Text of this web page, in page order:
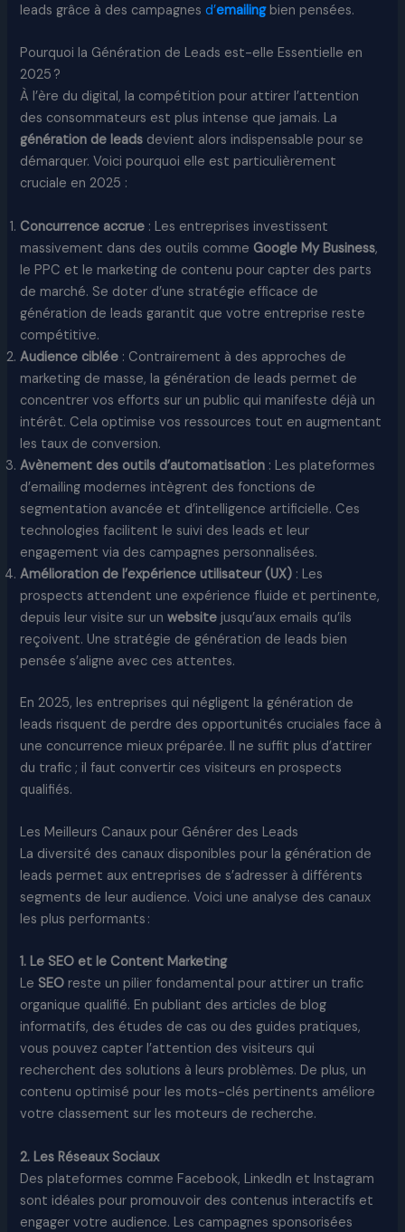
leads grâce à des campagnesd’emailing bien pensées.
Pourquoi la Génération de Leads est-elle Essentielle en
2025 ?
À l’ère du digital, la compétition pour attirer l’attention
des consommateurs est plus intense que jamais. La
génération de leads devient alors indispensable pour se
démarquer. Voici pourquoi elle est particulièrement
cruciale en 2025 :
Concurrence accrue : Les entreprises investissent
massivement dans des outils comme Google My Business,
le PPC et le marketing de contenu pour capter des parts
de marché. Se doter d’une stratégie efficace de
génération de leads garantit que votre entreprise reste
compétitive.
Audience ciblée : Contrairement à des approches de
marketing de masse, la génération de leads permet de
concentrer vos efforts sur un public qui manifeste déjà un
intérêt. Cela optimise vos ressources tout en augmentant
les taux de conversion.
Avènement des outils d’automatisation : Les plateformes
d’emailing modernes intègrent des fonctions de
segmentation avancée et d’intelligence artificielle. Ces
technologies facilitent le suivi des leads et leur
engagement via des campagnes personnalisées.
Amélioration de l’expérience utilisateur (UX) : Les
prospects attendent une expérience fluide et pertinente,
depuis leur visite sur unwebsite jusqu’aux emails qu’ils
reçoivent. Une stratégie de génération de leads bien
pensée s’aligne avec ces attentes.
En 2025, les entreprises qui négligent la génération de
leads risquent de perdre des opportunités cruciales face à
une concurrence mieux préparée. Il ne suffit plus d’attirer
du trafic ; il faut convertir ces visiteurs en prospects
qualifiés.
Les Meilleurs Canaux pour Générer des Leads
La diversité des canaux disponibles pour la génération de
leads permet aux entreprises de s’adresser à différents
segments de leur audience. Voici une analyse des canaux
les plus performants :
1. Le SEO et le Content Marketing
Le SEO reste un pilier fondamental pour attirer un trafic
organique qualifié. En publiant des articles de blog
informatifs, des études de cas ou des guides pratiques,
vous pouvez capter l’attention des visiteurs qui
recherchent des solutions à leurs problèmes. De plus, un
contenu optimisé pour les mots-clés pertinents améliore
votre classement sur les moteurs de recherche.
2. Les Réseaux Sociaux
Des plateformes comme Facebook, LinkedIn et Instagram
sont idéales pour promouvoir des contenus interactifs et
engager votre audience. Les campagnes sponsorisées